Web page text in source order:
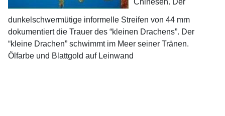
Chinesen. Der
dunkelschwermütige informelle Streifen von 44 mm
dokumentiert die Trauer des “kleinen Drachens”. Der
“kleine Drachen” schwimmt im Meer seiner Tränen.
Ölfarbe und Blattgold auf Leinwand